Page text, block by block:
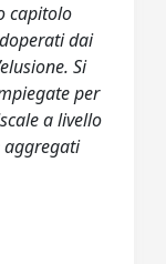
capitolo
dai
Si
per
a livello
aggregati